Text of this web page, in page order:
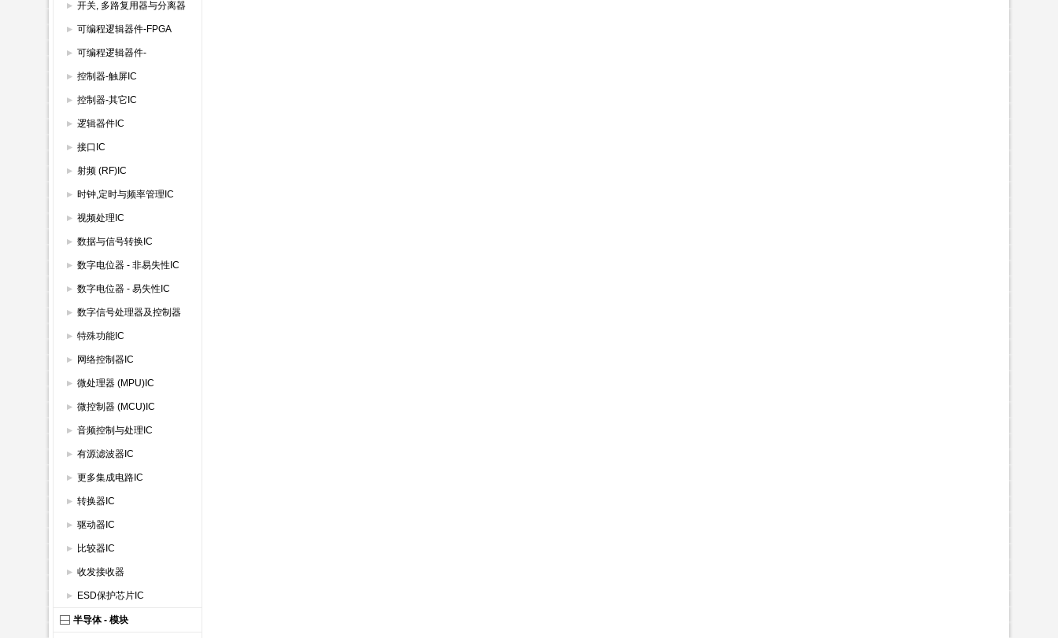
开关, 多路复用器与分离器
IC
可编程逻辑器件-FPGA
可编程逻辑器件-
GAL/PAL/SPLD
控制器-触屏IC
控制器-其它IC
逻辑器件IC
接口IC
射频 (RF)IC
时钟,定时与频率管理IC
视频处理IC
数据与信号转换IC
数字电位器 - 非易失性IC
数字电位器 - 易失性IC
数字信号处理器及控制器
特殊功能IC
网络控制器IC
微处理器 (MPU)IC
微控制器 (MCU)IC
音频控制与处理IC
有源滤波器IC
更多集成电路IC
转换器IC
驱动器IC
比较器IC
收发接收器
ESD保护芯片IC
半导体 - 模块